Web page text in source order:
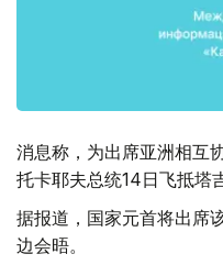
消息称，为出席亚洲相互
托卡耶夫总统14日飞抵塔
据报道，国家元首将出席
边会晤。